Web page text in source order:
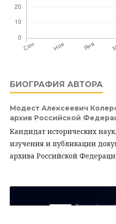
БИОГРАФИЯ АВТОРА
Модест Алексеевич
архив Российской
Кандидат исторических
изучения и публикации
архива Российской